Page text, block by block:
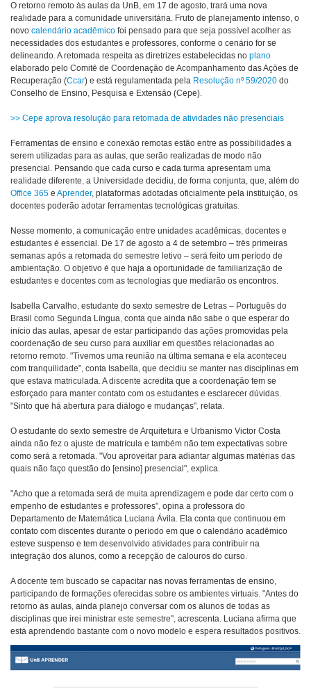
O retorno remoto às aulas da UnB, em 17 de agosto, trará uma nova
realidade para a comunidade universitária. Fruto de planejamento intenso, o
novo calendário acadêmico foi pensado para que seja possível acolher as
necessidades dos estudantes e professores, conforme o cenário for se
delineando. A retomada respeita as diretrizes estabelecidas no plano
elaborado pelo Comitê de Coordenação de Acompanhamento das Ações de
Recuperação (Ccar) e está regulamentada pela Resolução nº 59/2020 do
Conselho de Ensino, Pesquisa e Extensão (Cepe).
>> Cepe aprova resolução para retomada de atividades não presenciais
Ferramentas de ensino e conexão remotas estão entre as possibilidades a
serem utilizadas para as aulas, que serão realizadas de modo não
presencial. Pensando que cada curso e cada turma apresentam uma
realidade diferente, a Universidade decidiu, de forma conjunta, que, além do
Office 365 e Aprender, plataformas adotadas oficialmente pela instituição, os
docentes poderão adotar ferramentas tecnológicas gratuitas.
Nesse momento, a comunicação entre unidades acadêmicas, docentes e
estudantes é essencial. De 17 de agosto a 4 de setembro – três primeiras
semanas após a retomada do semestre letivo – será feito um período de
ambientação. O objetivo é que haja a oportunidade de familiarização de
estudantes e docentes com as tecnologias que mediarão os encontros.
Isabella Carvalho, estudante do sexto semestre de Letras – Português do
Brasil como Segunda Língua, conta que ainda não sabe o que esperar do
início das aulas, apesar de estar participando das ações promovidas pela
coordenação de seu curso para auxiliar em questões relacionadas ao
retorno remoto. "Tivemos uma reunião na última semana e ela aconteceu
com tranquilidade", conta Isabella, que decidiu se manter nas disciplinas em
que estava matriculada. A discente acredita que a coordenação tem se
esforçado para manter contato com os estudantes e esclarecer dúvidas.
"Sinto que há abertura para diálogo e mudanças", relata.
O estudante do sexto semestre de Arquitetura e Urbanismo Victor Costa
ainda não fez o ajuste de matrícula e também não tem expectativas sobre
como será a retomada. "Vou aproveitar para adiantar algumas matérias das
quais não faço questão do [ensino] presencial", explica.
"Acho que a retomada será de muita aprendizagem e pode dar certo com o
empenho de estudantes e professores", opina a professora do
Departamento de Matemática Luciana Ávila. Ela conta que continuou em
contato com discentes durante o período em que o calendário acadêmico
esteve suspenso e tem desenvolvido atividades para contribuir na
integração dos alunos, como a recepção de calouros do curso.
A docente tem buscado se capacitar nas novas ferramentas de ensino,
participando de formações oferecidas sobre os ambientes virtuais. "Antes do
retorno às aulas, ainda planejo conversar com os alunos de todas as
disciplinas que irei ministrar este semestre", acrescenta. Luciana afirma que
está aprendendo bastante com o novo modelo e espera resultados positivos.